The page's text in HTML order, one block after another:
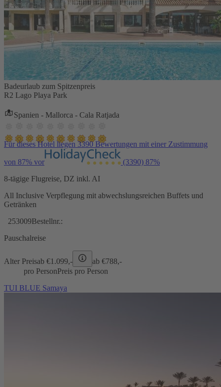
Badeurlaub zum Spitzenpreis
R2 Lago Playa Park
Spanien - Mallorca - Cala Ratjada
Für dieses Hotel liegen 3390 Bewertungen mit einer Zustimmung
von 87% vor (3390) 87%
8-tägige Flugreise, DZ inkl. AI
All Inclusive Verpflegung mit abwechslungsreichen Buffets und
Getränken
253009Bestellnr.:
Pauschalreise
Alter Preisab €1.099,- ab €788,-
pro PersonPreis pro Person
TUI BLUE Samaya